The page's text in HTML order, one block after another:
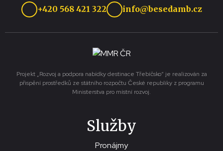
+420 568 421 322 info@besedamb.cz
Projekt „Rozvoj a podpora nabídky destinace Třebíčsko“ je realizován za
přispění prostředků ze státního rozpočtu České republiky z programu
Ministerstva pro místní rozvoj.
Služby
Pronájmy